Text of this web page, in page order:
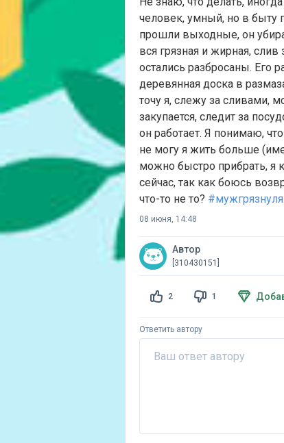
человек, умный, но в быту
прошли выходные, он
вся грязная и жирная,
остались разбросаны. Его
деревянная доска в
точу я, слежу за
закупается, следит за
он работает. Я понимаю,
не могу я жить больше
можно быстро прибрать, я
сейчас, так как боюсь
что-то не то? #мужгрязнуля
08 июня, 14:48
Автор
[310430151]
2 1
Ответить автору